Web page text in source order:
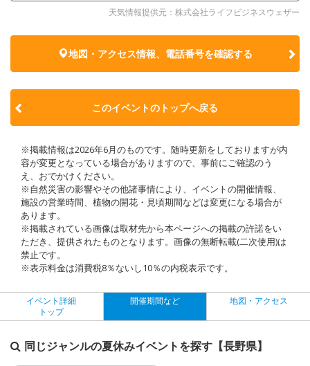
天気情報提供元：株式会社ライフビジネスウェザー
地図・アクセス情報、電話番号を確認する
このイベントのトップへ戻る
※掲載情報は2026年6月のものです。随時更新をしておりますが内
容が変更となっている場合がありますので、事前にご確認のう
え、おでかけください。
※自然災害の影響やその他諸事情により、イベントの開催情報、
施設の営業時間、植物の開花・見頃期間などは変更になる場合が
あります。
※掲載されている画像は取材先から本ページへの掲載の許諾をい
ただき、提供されたものとなります。画像の無断転載(二次使用)は
禁止です。
※表示料金は消費税8％ないし10％の内税表示です。
イベント詳細
トップ
開催期間など 地図・アクセス
同じジャンルの夏休みイベントを探す【長野県】